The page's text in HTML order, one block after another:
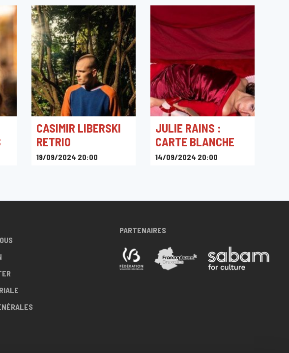
CASIMIR LIBERSKI
RETRIO
19/09/2024 20:00
JULIE RAINS :
CARTE BLANCHE
14/09/2024 20:00
PARTENAIRES